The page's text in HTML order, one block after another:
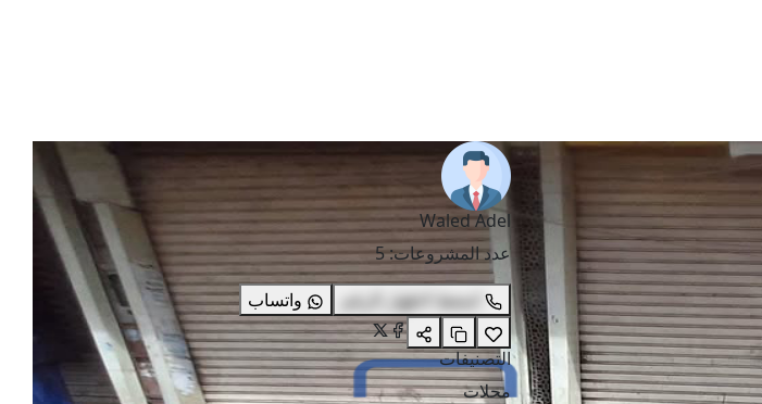
Waled Adel
عدد المشروعات:
5
اضغط لاظهار الرقم
واتساب
التصنيفات
محلات